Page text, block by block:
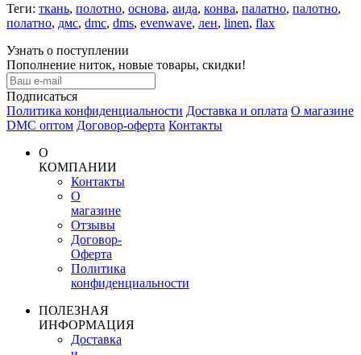
Теги: ткань, полотно, основа, аида, конва, палатно, палотно,
полатно, дмс, dmc, dms, evenwave, лен, linen, flax
Узнать о поступлении
Пополнение ниток, новые товары, скидки!
Подписаться
Политика конфиденциальности Доставка и оплата О магазине
DMC оптом Договор-оферта Контакты
О
КОМПАНИИ
Контакты
О
магазине
Отзывы
Договор-
Оферта
Политика
конфиденциальности
ПОЛЕЗНАЯ
ИНФОРМАЦИЯ
Доставка